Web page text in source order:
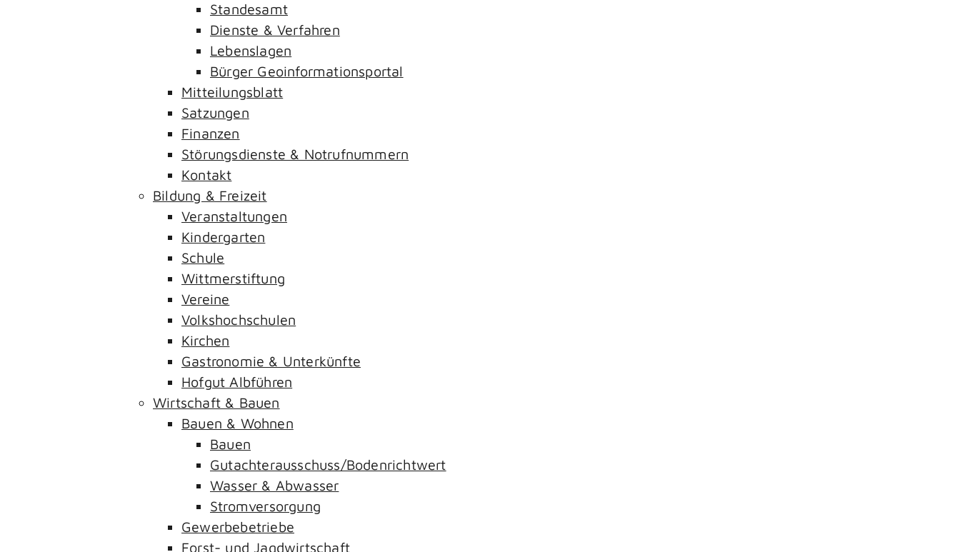
Standesamt
Dienste & Verfahren
Lebenslagen
Bürger Geoinformationsportal
Mitteilungsblatt
Satzungen
Finanzen
Störungsdienste & Notrufnummern
Kontakt
Bildung & Freizeit
Veranstaltungen
Kindergarten
Schule
Wittmerstiftung
Vereine
Volkshochschulen
Kirchen
Gastronomie & Unterkünfte
Hofgut Albführen
Wirtschaft & Bauen
Bauen & Wohnen
Bauen
Gutachterausschuss/Bodenrichtwert
Wasser & Abwasser
Stromversorgung
Gewerbebetriebe
Forst- und Jagdwirtschaft